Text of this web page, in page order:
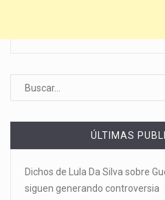
ÚLTIMAS
Dichos de Lula Da Silva sobre
siguen generando controversia